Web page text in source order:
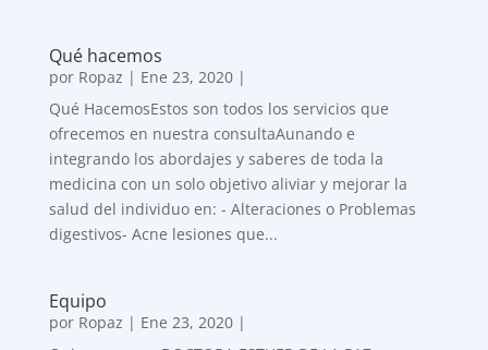
Qué hacemos
por Ropaz | Ene 23, 2020|
Qué HacemosEstos son todos los servicios que
ofrecemos en nuestra consultaAunando e
integrando los abordajes y saberes de toda la
medicina con un solo objetivo aliviar y mejorar la
salud del individuo en: - Alteraciones o Problemas
digestivos- Acne lesiones que...
Equipo
por Ropaz | Ene 23, 2020|